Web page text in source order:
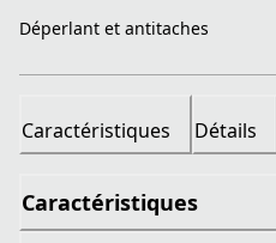
Déperlant et antitaches
Caractéristiques Détails
Caractéristiques